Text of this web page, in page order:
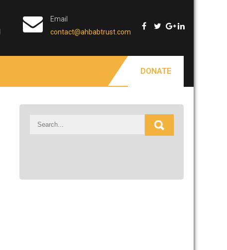
Email
contact@ahbabtrust.com
DONATE